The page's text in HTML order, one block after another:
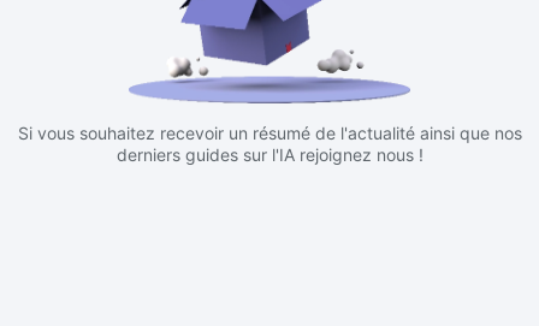
Si vous souhaitez recevoir un résumé de l'actualité ainsi que nos
derniers guides sur l'IA rejoignez nous !